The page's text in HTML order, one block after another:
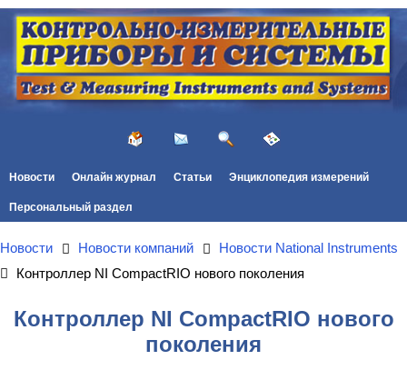
Новости Онлайн журнал Статьи Энциклопедия измерений
Персональный раздел
Новости Новости компаний
Новости National Instruments
Контроллер NI CompactRIO нового поколения
Контроллер NI CompactRIO нового
поколения